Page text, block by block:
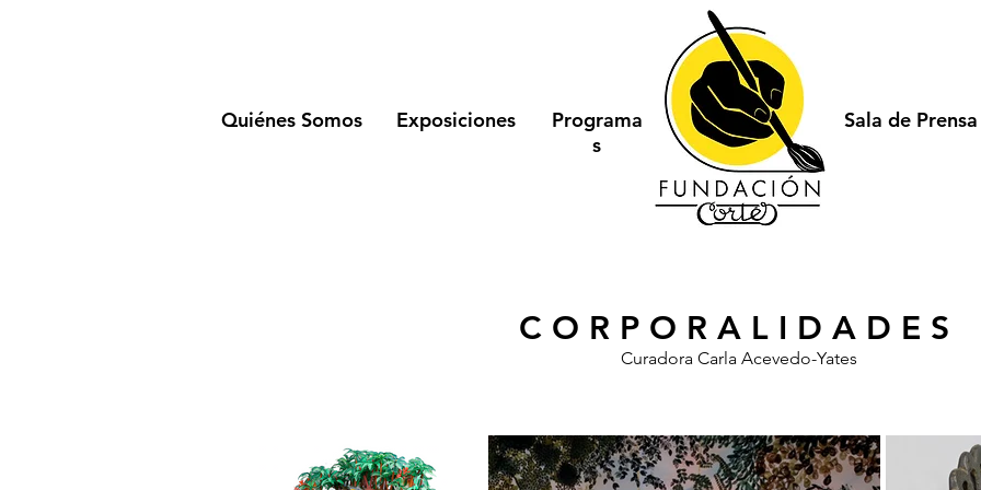
Quiénes Somos Exposiciones
Programa
s
Sala de Prensa
CORPORALIDADES
Curadora Carla Acevedo-Yates